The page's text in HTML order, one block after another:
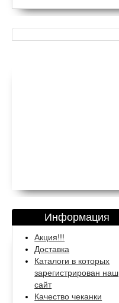
Информация
Акция!!!
Доставка
Каталоги в которых
зарегистрирован наш
сайт
Качество чеканки